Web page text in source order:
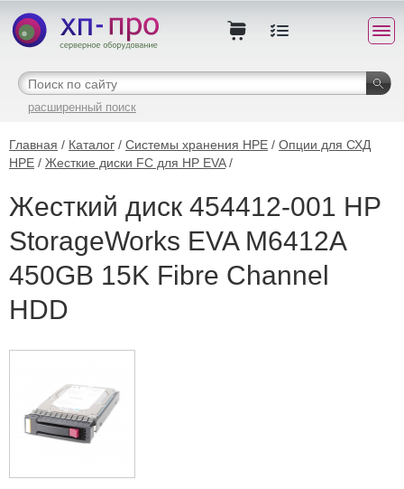
расширенный поиск
Главная / Каталог / Системы хранения HPE / Опции для СХД
HPE / Жесткие диски FC для HP EVA/
Жесткий диск 454412-001 HP
StorageWorks EVA M6412A
450GB 15K Fibre Channel
HDD